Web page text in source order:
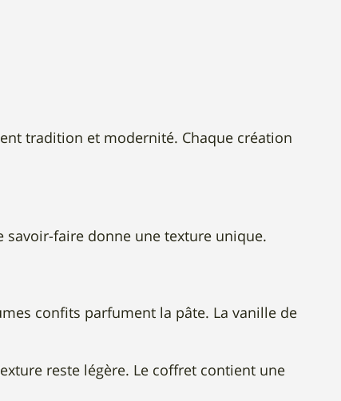
tradition et modernité. Chaque création
savoir-faire donne une texture unique.
confits parfument la pâte. La vanille de
reste légère. Le coffret contient une